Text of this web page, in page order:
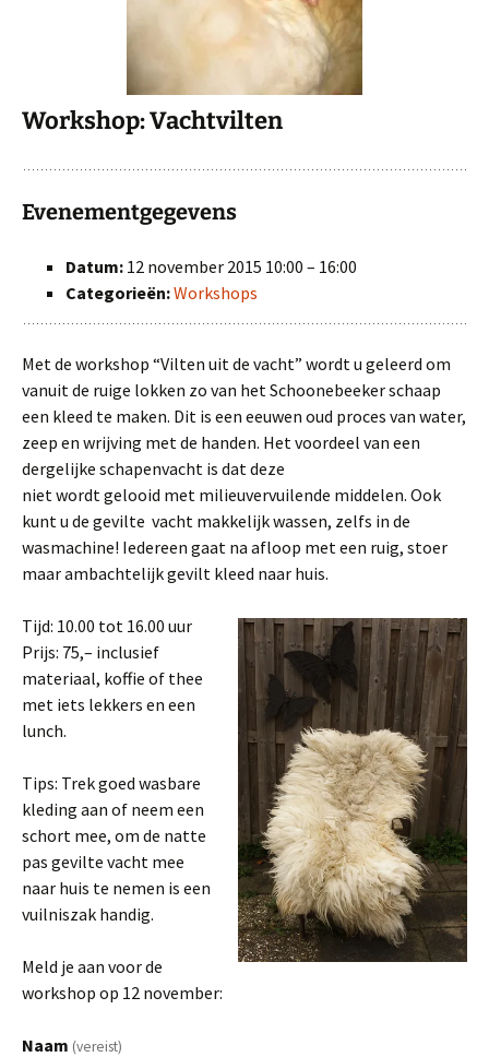
Workshop: Vachtvilten
Evenementgegevens
Datum: 12 november 2015 10:00 – 16:00
Categorieën:Workshops
Met de workshop “Vilten uit de vacht” wordt u geleerd om
vanuit de ruige lokken zo van het Schoonebeeker schaap
een kleed te maken. Dit is een eeuwen oud proces van water,
zeep en wrijving met de handen. Het voordeel van een
dergelijke schapenvacht is dat deze
niet wordt gelooid met milieuvervuilende middelen. Ook
kunt u de gevilte vacht makkelijk wassen, zelfs in de
wasmachine! Iedereen gaat na afloop met een ruig, stoer
maar ambachtelijk gevilt kleed naar huis.
Tijd: 10.00 tot 16.00 uur
Prijs: 75,– inclusief
materiaal, koffie of thee
met iets lekkers en een
lunch.
Tips: Trek goed wasbare
kleding aan of neem een
schort mee, om de natte
pas gevilte vacht mee
naar huis te nemen is een
vuilniszak handig.
Meld je aan voor de
workshop op 12 november:
Naam (vereist)